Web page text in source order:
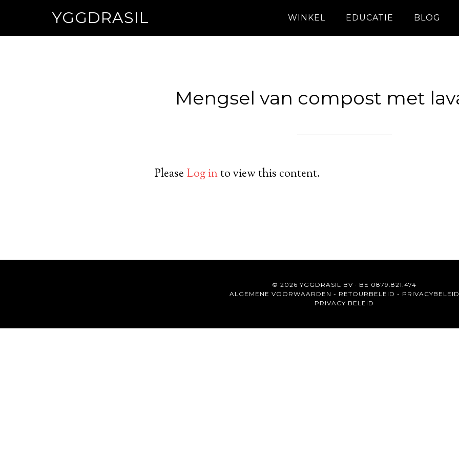
YGGDRASIL WINKEL EDUCATIE BLOG
Mengsel van compost met
PleaseLog into view this content.
© 2026 YGGDRASIL BV · BE 0879.821.474
ALGEMENE VOORWAARDEN - RETOURBELEID - PRIVACYBELEID
PRIVACY BELEID